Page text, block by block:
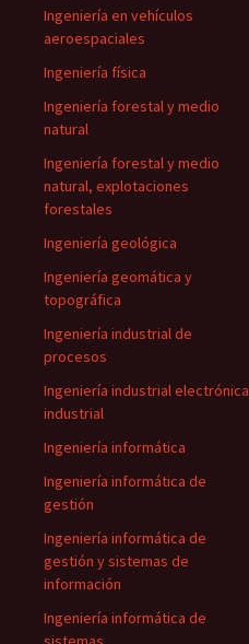
Ingeniería en vehículos
aeroespaciales
Ingeniería física
Ingeniería forestal y medio
natural
Ingeniería forestal y medio
natural, explotaciones
forestales
Ingeniería geológica
Ingeniería geomática y
topográfica
Ingeniería industrial de
procesos
Ingeniería industrial electrónica
industrial
Ingeniería informática
Ingeniería informática de
gestión
Ingeniería informática de
gestión y sistemas de
información
Ingeniería informática de